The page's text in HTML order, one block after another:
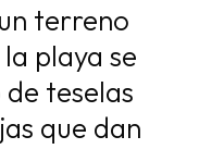
terreno
playa se
de teselas
que dan